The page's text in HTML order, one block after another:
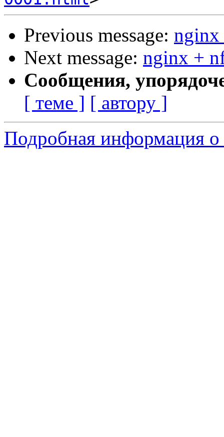
Previous message: nginx
Next message: nginx +
Сообщения,
[ теме ] [ автору ]
Подробная информация